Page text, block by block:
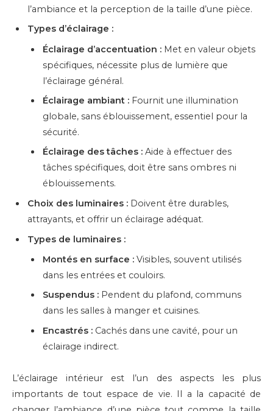
l’ambiance et la perception de la taille d’une pièce.
Types d’éclairage :
Éclairage d’accentuation : Met en valeur objets
spécifiques, nécessite plus de lumière que
l’éclairage général.
Éclairage ambiant : Fournit une illumination
globale, sans éblouissement, essentiel pour la
sécurité.
Éclairage des tâches : Aide à effectuer des
tâches spécifiques, doit être sans ombres ni
éblouissements.
Choix des luminaires : Doivent être durables,
attrayants, et offrir un éclairage adéquat.
Types de luminaires :
Montés en surface : Visibles, souvent utilisés
dans les entrées et couloirs.
Suspendus : Pendent du plafond, communs
dans les salles à manger et cuisines.
Encastrés : Cachés dans une cavité, pour un
éclairage indirect.
L’éclairage intérieur est l’un des aspects les plus
importants de tout espace de vie. Il a la capacité de